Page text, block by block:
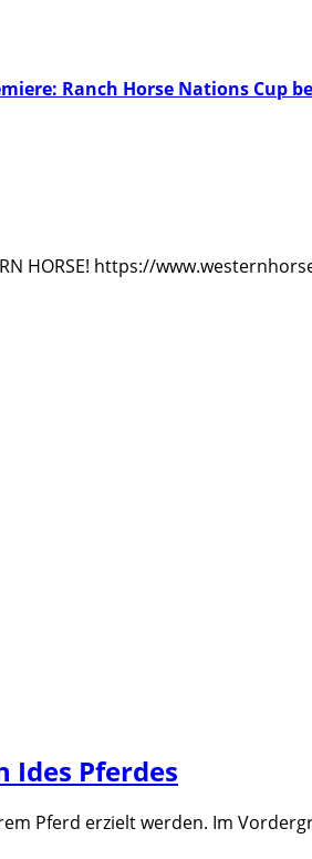
Ranch Horse Nations Cup
HORSE! https://
Ides Pferdes
Pferd erzielt werden. Im